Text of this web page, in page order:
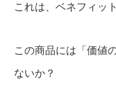
これは、ベネフィッ
この商品には「価値
ないか？